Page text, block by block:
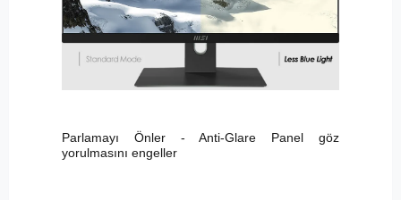
Parlamayı Önler - Anti-Glare Panel göz
yorulmasını engeller